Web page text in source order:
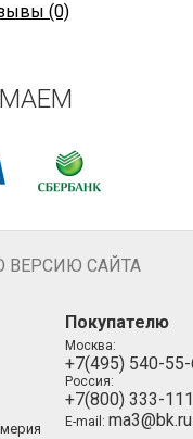
(0)
ВЕРСИЮ САЙТА
Покупателю
Москва:
+7(495) 540-
Россия:
+7(800) 333-
E-mail: ma3@bk.ru